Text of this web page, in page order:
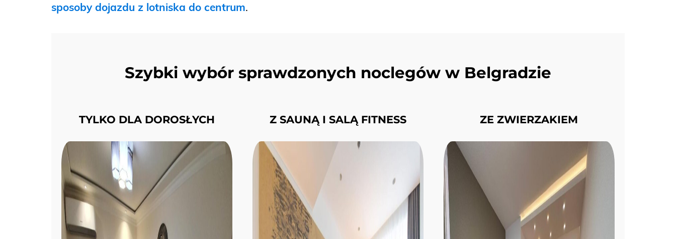
sposoby dojazdu z lotniska do centrum.
Szybki wybór sprawdzonych noclegów w Belgradzie
TYLKO DLA DOROSŁYCH Z SAUNĄ I SALĄ FITNESS ZE ZWIERZAKIEM